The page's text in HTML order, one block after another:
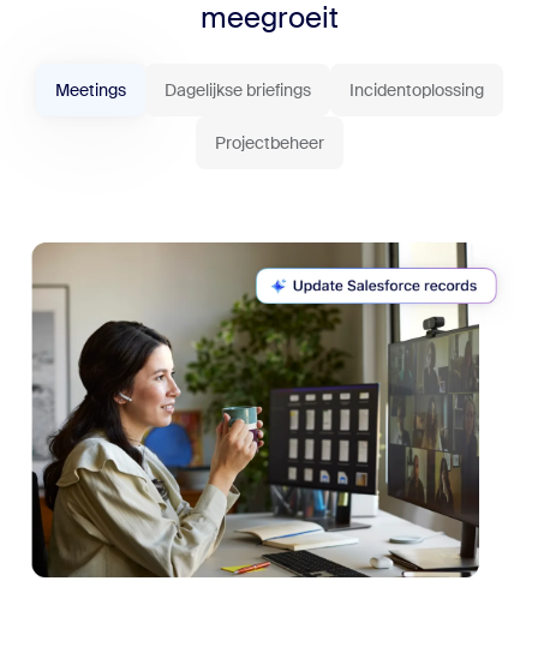
meegroeit
Meetings Dagelijkse briefings Incidentoplossing
Projectbeheer